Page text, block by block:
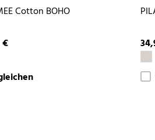
Cotton BOHO
€